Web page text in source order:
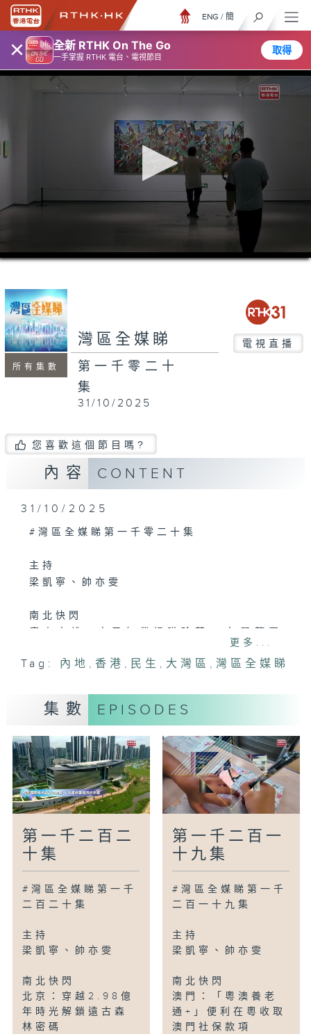
× 全新 RTHK On The Go
一手掌握 RTHK 電台、電視節目
取得
ENG / 簡
0
seconds
minutes,
7
seconds
所有集數
灣區全媒睇 電視直播
第一千零二十
集
31/10/2025
您喜歡這個節目嗎?
內容 CONTENT
31/10/2025
#灣區全媒睇第一千零二十集
主持
梁凱寧、帥亦雯
南北快閃
天津：天津港刷新最大作業量歷史紀錄
貴州桐梓：梯田稻熟迎豐收
新疆沙灣：辣椒進入採收期
廣為人知
廣州：又有靚雞吃啦！
廣州：醒獅隊伍展風采
廣州：美工珍品綻放異彩
灣區新里程
吉林：NPC帶你玩轉金代
北京：600餘項農業科技成果亮相種業大
會
講你知
鳥瞰神州
貴州黔東南：鎮遠古城欒樹花開
更多...
Tag: 內地 , 香港 , 民生 , 大灣區 , 灣區全媒睇
集數 EPISODES
第一千二百二
十集
#灣區全媒睇第一千
二百二十集
主持
梁凱寧、帥亦雯
南北快閃
北京：穿越2.98億
年時光解鎖遠古森
林密碼
第一千二百一
十九集
#灣區全媒睇第一千
二百一十九集
主持
梁凱寧、帥亦雯
南北快閃
澳門：「粵澳養老
通+」便利在粵收取
澳門社保款項